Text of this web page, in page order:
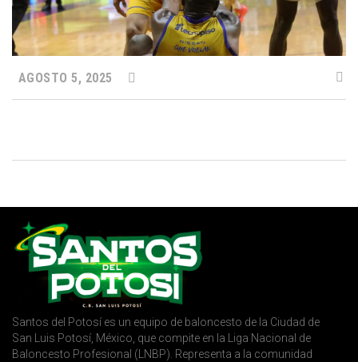
AGOSTO 5, 2025
Santos del Potosí es un equipo de baloncesto de la Ciudad de
San Luis Potosí, México, que compite en la Liga Nacional de
Baloncesto Profesional (LNBP). Representa a la comunidad